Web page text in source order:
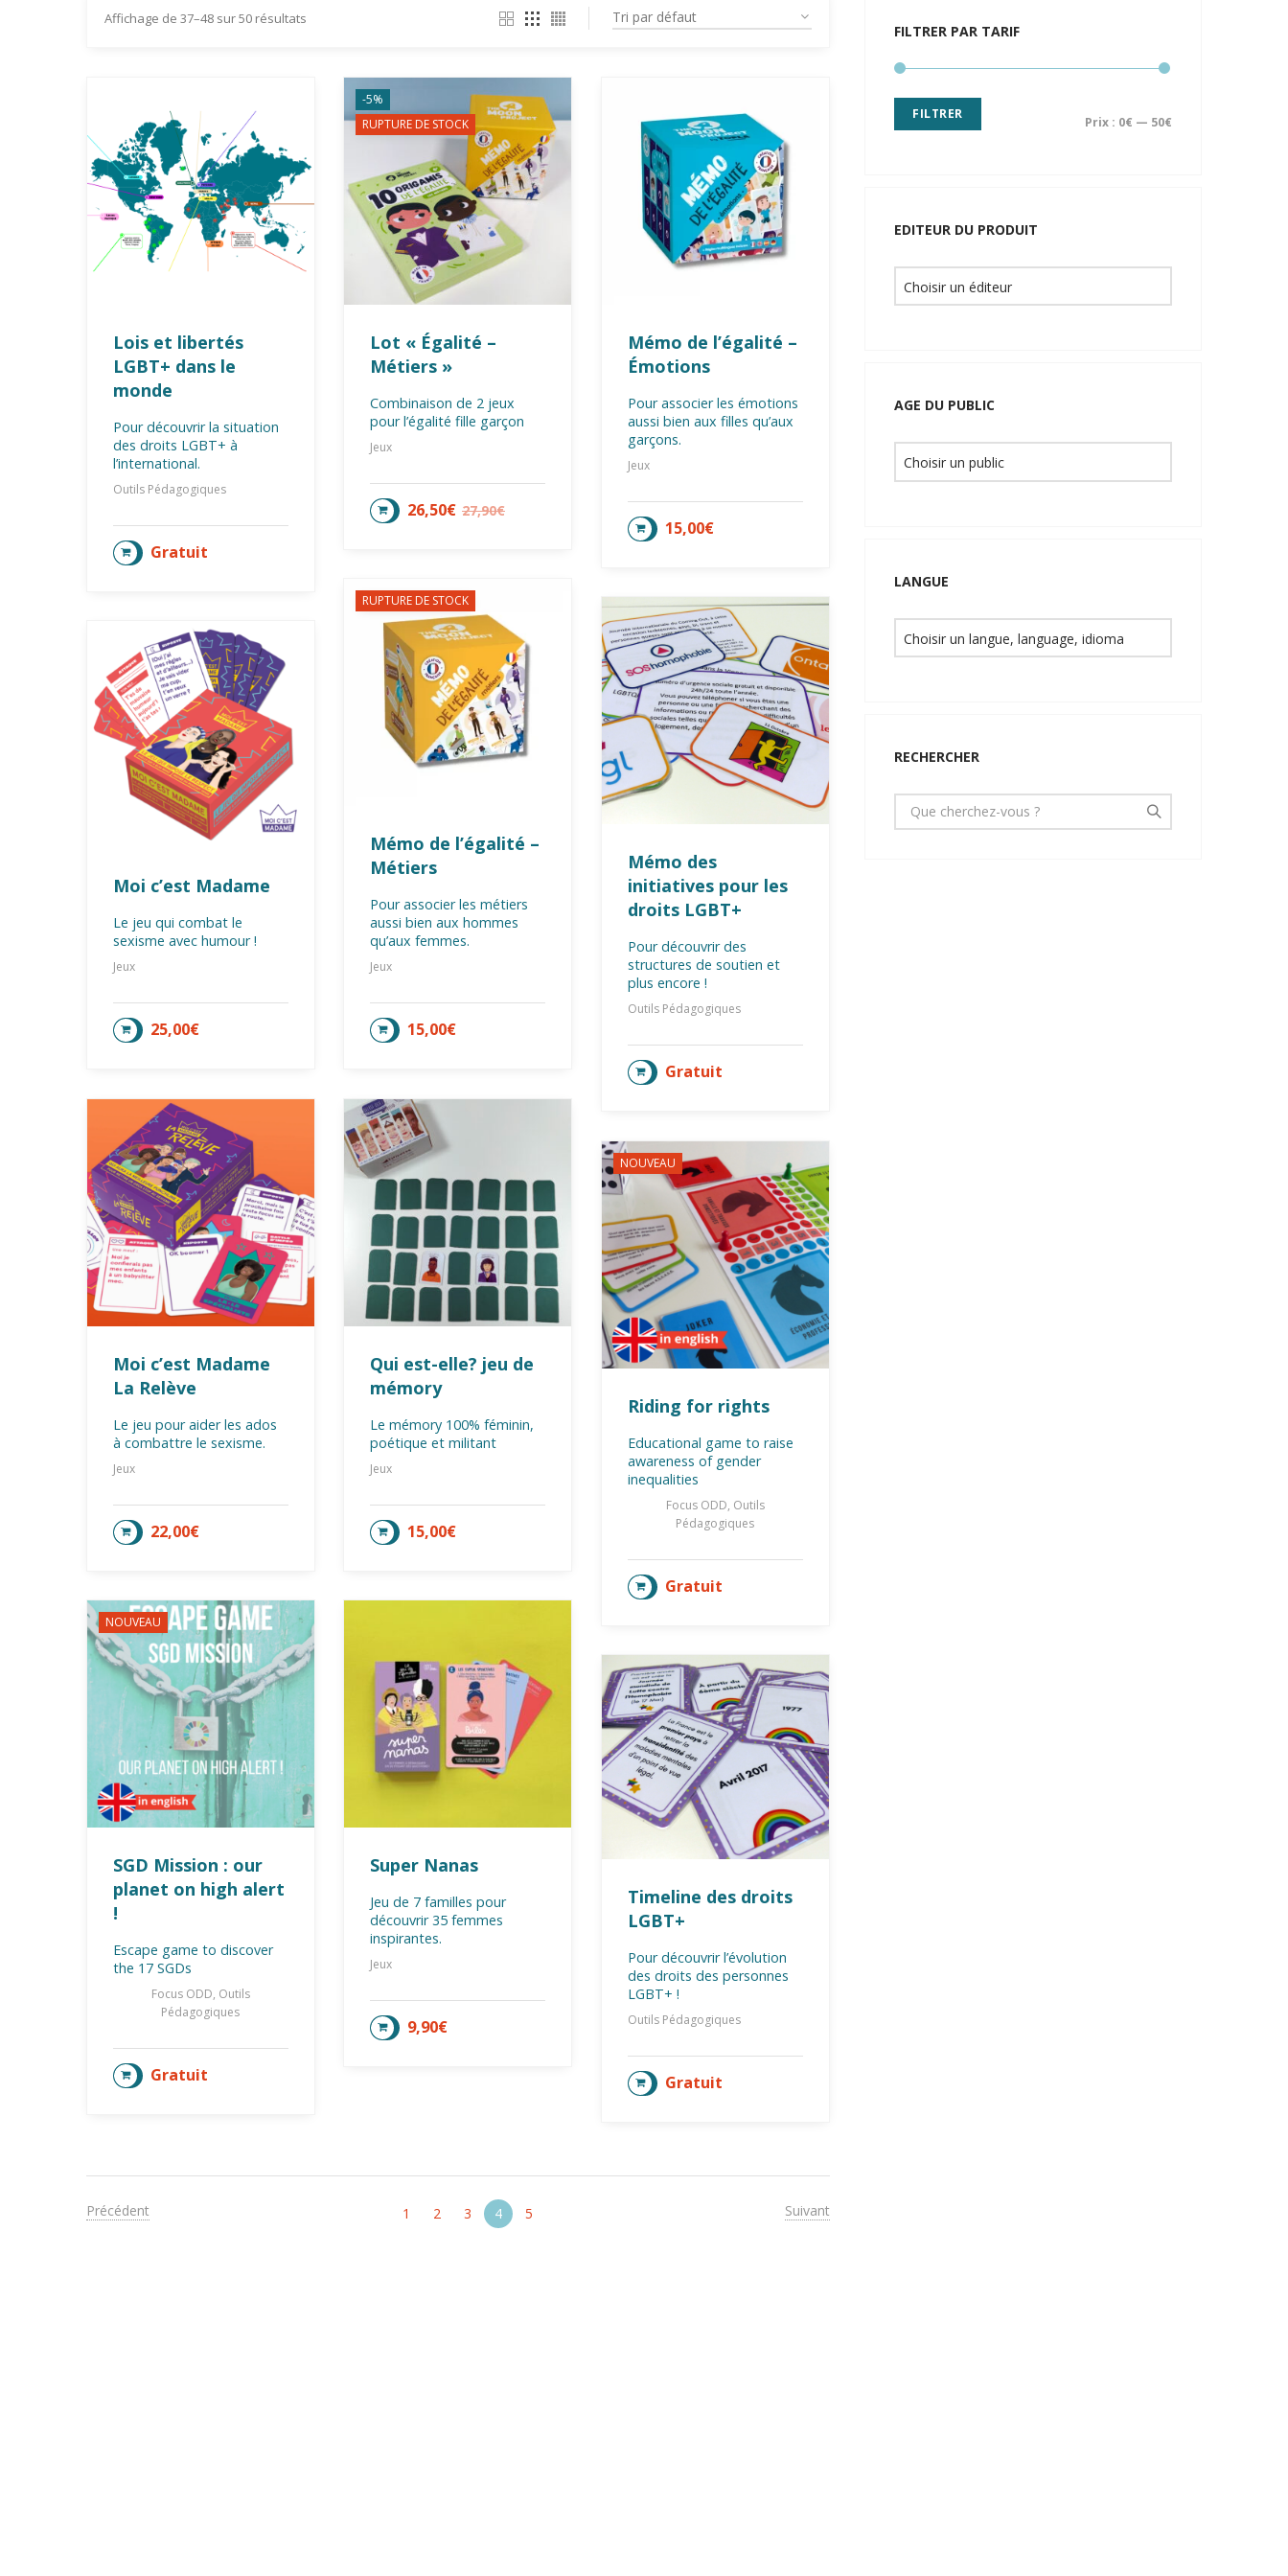
Affichage de 37–48 sur 50 résultats
Lois et libertés
LGBT+ dans le
monde
Pour découvrir la situation
des droits LGBT+ à
l’international.
Outils Pédagogiques
Gratuit
AJOUTER AU PANIER
-5%
RUPTURE DE STOCK
Lot « Égalité –
Métiers »
Combinaison de 2 jeux
pour l’égalité fille garçon
Jeux
27,90€
26,50€
LIRE LA SUITE
Mémo de l’égalité –
Émotions
Pour associer les émotions
aussi bien aux filles qu’aux
garçons.
Jeux
15,00€
AJOUTER AU PANIER
RUPTURE DE STOCK
Mémo de l’égalité –
Métiers
Pour associer les métiers
aussi bien aux hommes
qu’aux femmes.
Jeux
15,00€
LIRE LA SUITE
Mémo des
initiatives pour les
droits LGBT+
Pour découvrir des
structures de soutien et
plus encore !
Outils Pédagogiques
Gratuit
AJOUTER AU PANIER
Moi c’est Madame
Le jeu qui combat le
sexisme avec humour !
Jeux
25,00€
AJOUTER AU PANIER
Moi c’est Madame
La Relève
Le jeu pour aider les ados
à combattre le sexisme.
Jeux
22,00€
AJOUTER AU PANIER
Qui est-elle? jeu de
mémory
Le mémory 100% féminin,
poétique et militant
Jeux
15,00€
AJOUTER AU PANIER
NOUVEAU
Riding for rights
Educational game to raise
awareness of gender
inequalities
Focus ODD, Outils
Pédagogiques
Gratuit
AJOUTER AU PANIER
NOUVEAU
SGD Mission : our
planet on high alert
!
Escape game to discover
the 17 SGDs
Focus ODD, Outils
Pédagogiques
Gratuit
AJOUTER AU PANIER
Super Nanas
Jeu de 7 familles pour
découvrir 35 femmes
inspirantes.
Jeux
9,90€
AJOUTER AU PANIER
Timeline des droits
LGBT+
Pour découvrir l’évolution
des droits des personnes
LGBT+ !
Outils Pédagogiques
Gratuit
AJOUTER AU PANIER
Précédent 1 2 3 4 5 Suivant
FILTRER PAR TARIF
FILTRER Prix : 0€ — 50€
EDITEUR DU PRODUIT
AGE DU PUBLIC
LANGUE
RECHERCHER